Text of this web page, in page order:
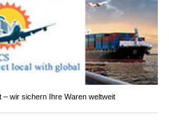
wir sichern Ihre Waren weltweit